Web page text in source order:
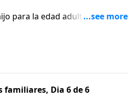
para la edad adulta? Dennis y
de seis hijos adultos,
por desarrollar,
mundo.
familiares, Dia 6 de 6